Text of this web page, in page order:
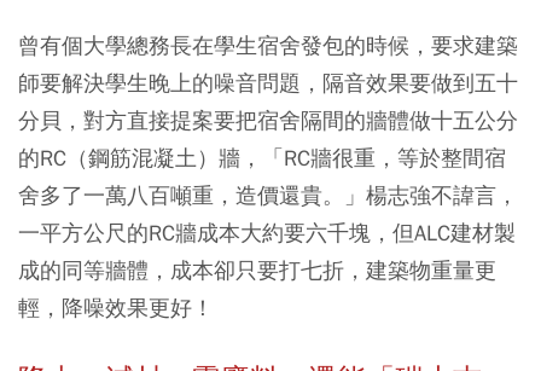
曾有個大學總務長在學生宿舍發包的時候，要求建築
師要解決學生晚上的噪音問題，隔音效果要做到五十
分貝，對方直接提案要把宿舍隔間的牆體做十五公分
的RC（鋼筋混凝土）牆，「RC牆很重，等於整間宿
舍多了一萬八百噸重，造價還貴。」楊志強不諱言，
一平方公尺的RC牆成本大約要六千塊，但ALC建材製
成的同等牆體，成本卻只要打七折，建築物重量更
輕，降噪效果更好！